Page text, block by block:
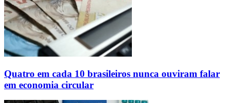
Quatro em cada 10 brasileiros nunca ouviram falar
em economia circular